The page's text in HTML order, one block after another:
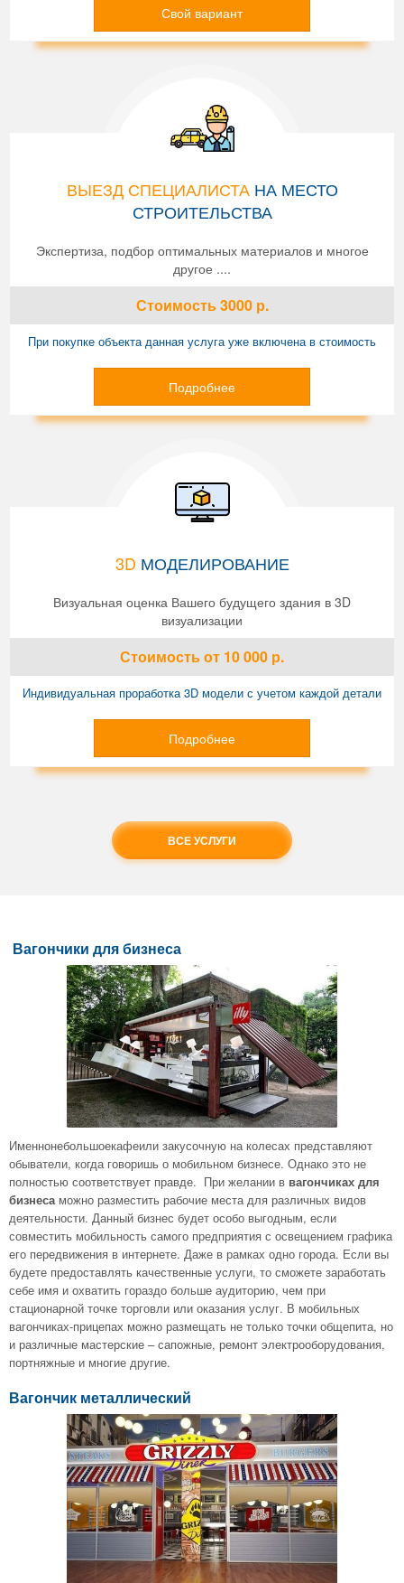
Свой вариант
ВЫЕЗД СПЕЦИАЛИСТАНА МЕСТО
СТРОИТЕЛЬСТВА
Экспертиза, подбор оптимальных материалов и многое
другое ....
Стоимость3000р.
При покупке объекта данная услуга уже включена в стоимость
Подробнее
3D МОДЕЛИРОВАНИЕ
Визуальная оценка Вашего будущего здания в 3D
визуализации
Стоимостьот 10 000 р.
Индивидуальная проработка 3D модели с учетом каждой детали
Подробнее
ВСЕ УСЛУГИ
Вагончики для бизнеса
Именнонебольшоекафеили закусочную на колесах представляют
обыватели, когда говоришь о мобильном бизнесе. Однако это не
полностью соответствует правде. При желании в вагончиках для
бизнесаможно разместить рабочие места для различных видов
деятельности. Данный бизнес будет особо выгодным, если
совместить мобильность самого предприятия с освещением графика
его передвижения в интернете. Даже в рамках одно города. Если вы
будете предоставлять качественные услуги, то сможете заработать
себе имя и охватить гораздо больше аудиторию, чем при
стационарной точке торговли или оказания услуг. В мобильных
вагончиках-прицепах можно размещать не только точки общепита, но
и различные мастерские – сапожные, ремонт электрооборудования,
портняжные и многие другие.
Вагончик металлический